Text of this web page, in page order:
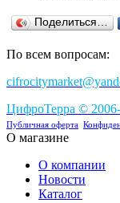
Поделиться…
По всем вопросам:
ЦифроТерра ©
Публичная оферта
О магазине
О компании
Новости
Каталог